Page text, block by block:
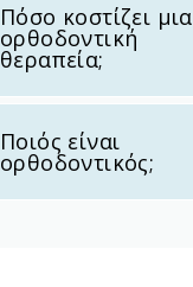
Πόσο κοστίζει μια
ορθοδοντική
θεραπεία;
Ποιός είναι
ορθοδοντικός;